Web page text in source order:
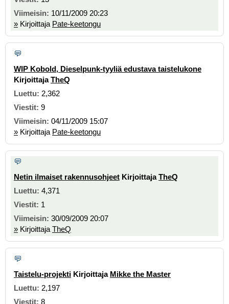
10/11/2009 20:23
» Kirjoittaja Pate-keetongu
WIP Kobold, Dieselpunk-tyyliä edustava taistelukone
KirjoittajaTheQ
2,362
9
04/11/2009 15:07
» Kirjoittaja Pate-keetongu
Netin ilmaiset rakennusohjeet KirjoittajaTheQ
4,371
1
30/09/2009 20:07
» Kirjoittaja TheQ
Taistelu-projekti Kirjoittaja Mikke the Master
2,197
8